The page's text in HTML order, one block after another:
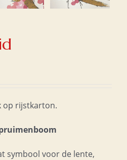
op rijstkarton.
symbool voor de lente,